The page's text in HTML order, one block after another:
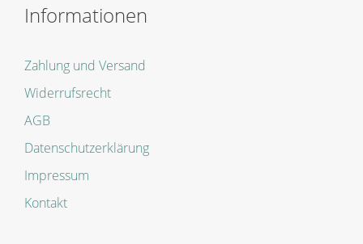
Informationen
Zahlung und Versand
Widerrufsrecht
AGB
Datenschutzerklärung
Impressum
Kontakt